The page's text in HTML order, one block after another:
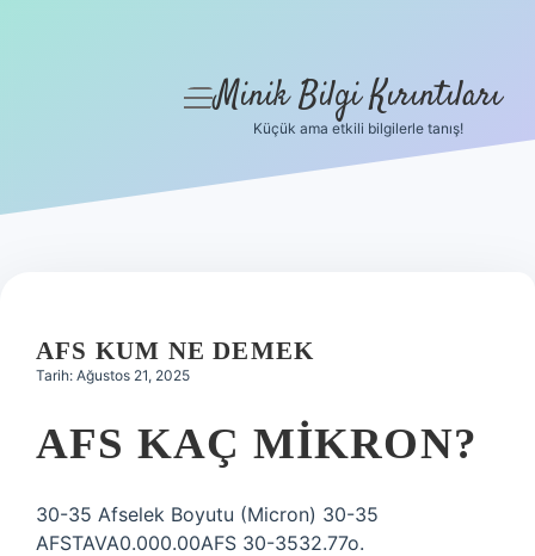
Hakkımızda
menüyü
Minik Bilgi Kırıntıları
Küçük ama etkili bilgilerle tanış!
AFS KUM NE DEMEK
Tarih: Ağustos 21, 2025
AFS KAÇ MIKRON?
30-35 Afselek Boyutu (Micron) 30-35
AFSTAVA0.000.00AFS 30-3532.77o.